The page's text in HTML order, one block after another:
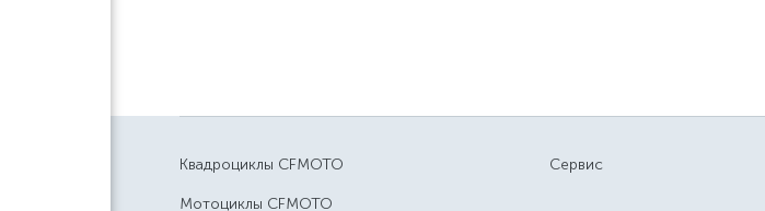
Квадроциклы CFMOTO
Мотоциклы CFMOTO
Сервис